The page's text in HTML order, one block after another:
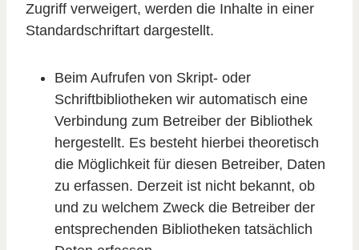
Zugriff verweigert, werden die Inhalte in einer
Standardschriftart dargestellt.
Beim Aufrufen von Skript- oder
Schriftbibliotheken wir automatisch eine
Verbindung zum Betreiber der Bibliothek
hergestellt. Es besteht hierbei theoretisch
die Möglichkeit für diesen Betreiber, Daten
zu erfassen. Derzeit ist nicht bekannt, ob
und zu welchem Zweck die Betreiber der
entsprechenden Bibliotheken tatsächlich